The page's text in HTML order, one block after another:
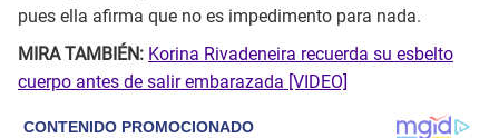
pues ella afirma que no es impedimento para nada.
MIRA TAMBIÉN: Korina Rivadeneira recuerda su esbelto
cuerpo antes de salir embarazada [VIDEO]